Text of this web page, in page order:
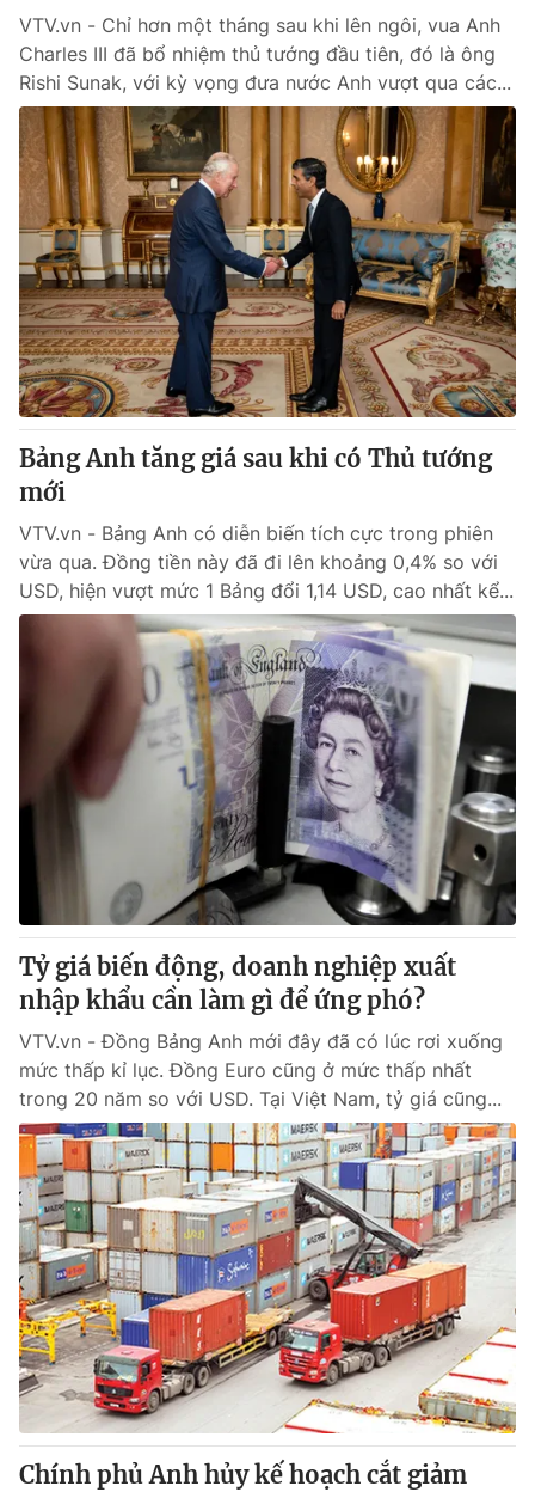
VTV.vn - Chỉ hơn một tháng sau khi lên ngôi, vua Anh
Charles III đã bổ nhiệm thủ tướng đầu tiên, đó là ông
Rishi Sunak, với kỳ vọng đưa nước Anh vượt qua các...
Bảng Anh tăng giá sau khi có Thủ tướng
mới
VTV.vn - Bảng Anh có diễn biến tích cực trong phiên
vừa qua. Đồng tiền này đã đi lên khoảng 0,4% so với
USD, hiện vượt mức 1 Bảng đổi 1,14 USD, cao nhất kể...
Tỷ giá biến động, doanh nghiệp xuất
nhập khẩu cần làm gì để ứng phó?
VTV.vn - Đồng Bảng Anh mới đây đã có lúc rơi xuống
mức thấp kỉ lục. Đồng Euro cũng ở mức thấp nhất
trong 20 năm so với USD. Tại Việt Nam, tỷ giá cũng...
Chính phủ Anh hủy kế hoạch cắt giảm